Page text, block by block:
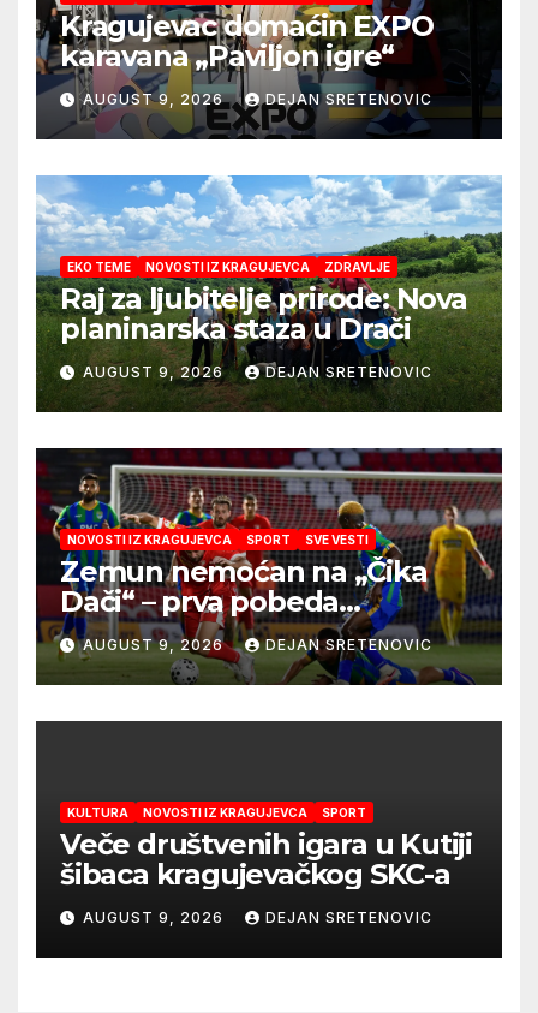
Kragujevac domaćin EXPO
karavana „Paviljon igre“
AUGUST 9, 2026 DEJAN SRETENOVIC
EKO TEME NOVOSTI IZ KRAGUJEVCA ZDRAVLJE
Raj za ljubitelje prirode: Nova
planinarska staza u Drači
AUGUST 9, 2026 DEJAN SRETENOVIC
NOVOSTI IZ KRAGUJEVCA SPORT SVE VESTI
Zemun nemoćan na „Čika
Dači“ – prva pobeda
Radničkog u drugom
mandatu Feđe Dudića
AUGUST 9, 2026 DEJAN SRETENOVIC
KULTURA NOVOSTI IZ KRAGUJEVCA SPORT
Veče društvenih igara u Kutiji
šibaca kragujevačkog SKC-a
AUGUST 9, 2026 DEJAN SRETENOVIC